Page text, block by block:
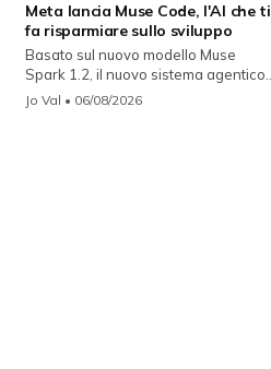
Meta lancia Muse Code, l'AI che ti
fa risparmiare sullo sviluppo
Basato sul nuovo modello Muse
Spark 1.2, il nuovo sistema agentico
fun...
Jo Val • 06/08/2026